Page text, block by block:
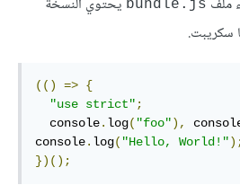
ملف bundle.js يحتوي النسخة
سكريبت.
(() => {
"use strict";
  console
. log( "foo"),
console. log( "Hello, World!"
})();